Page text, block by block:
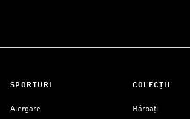
SPORTURI
Alergare
COLECȚII
Bărbați